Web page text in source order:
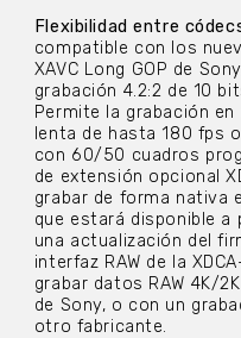
Flexibilidad entre
compatible con los
XAVC Long GOP de
grabación 4.2:2 de 10
Permite la grabación en
lenta de hasta 180 fps
con 60/50 cuadros
de extensión opcional
grabar de forma nativa
que estará disponible a
una actualización del
interfaz RAW de la
grabar datos RAW 4K/
de Sony, o con un
otro fabricante.